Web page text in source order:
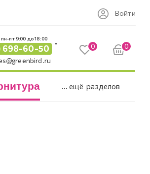
Войти
пн-пт 9:00 до 18:00
698-60-50 0 0
... ещё разделов